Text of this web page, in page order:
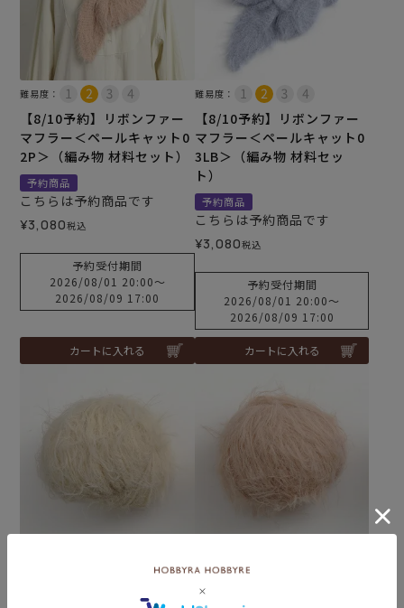
難易度：
【8/10予約】リボンファー
マフラー＜ペールキャット0
2P＞（編み物 材料セット）
予約商品
こちらは予約商品です
¥3,080税込
予約受付期間
2026/08/01 20:00〜
2026/08/09 17:00
カートに入れる
難易度：
【8/10予約】リボンファー
マフラー＜ペールキャット0
3LB＞（編み物 材料セッ
ト）
予約商品
こちらは予約商品です
¥3,080税込
予約受付期間
2026/08/01 20:00〜
2026/08/09 17:00
カートに入れる
ト col.02P